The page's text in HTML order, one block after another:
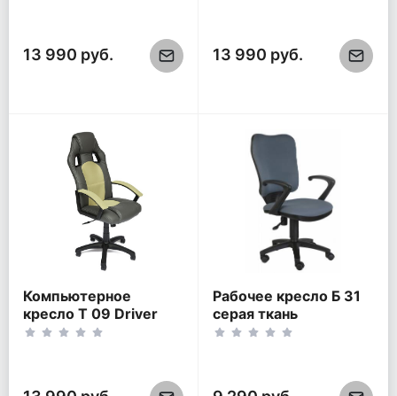
13 990 руб. 13 990 руб.
Компьютерное
кресло Т 09 Driver
серый-фисташковый
Рабочее кресло Б 31
серая ткань